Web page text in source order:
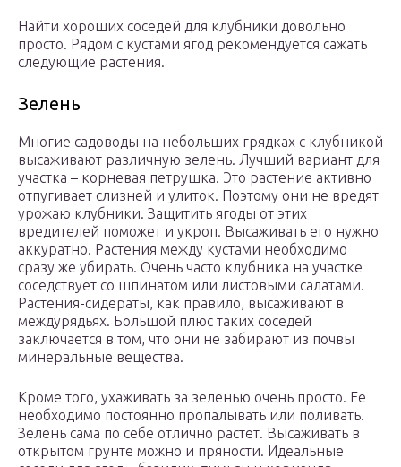
Найти хороших соседей для клубники довольно
просто. Рядом с кустами ягод рекомендуется сажать
следующие растения.
Зелень
Многие садоводы на небольших грядках с клубникой
высаживают различную зелень. Лучший вариант для
участка – корневая петрушка. Это растение активно
отпугивает слизней и улиток. Поэтому они не вредят
урожаю клубники. Защитить ягоды от этих
вредителей поможет и укроп. Высаживать его нужно
аккуратно. Растения между кустами необходимо
сразу же убирать. Очень часто клубника на участке
соседствует со шпинатом или листовыми салатами.
Растения-сидераты, как правило, высаживают в
междурядьях. Большой плюс таких соседей
заключается в том, что они не забирают из почвы
минеральные вещества.
Кроме того, ухаживать за зеленью очень просто. Ее
необходимо постоянно пропалывать или поливать.
Зелень сама по себе отлично растет. Высаживать в
открытом грунте можно и пряности. Идеальные